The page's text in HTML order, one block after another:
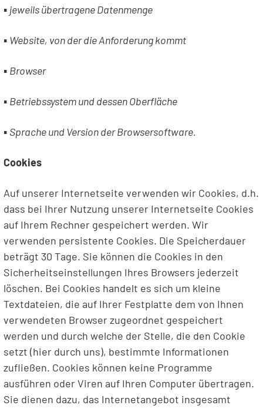
▪ jeweils übertragene Datenmenge
▪ Website, von der die Anforderung kommt
▪ Browser
▪ Betriebssystem und dessen Oberfläche
▪ Sprache und Version der Browsersoftware.
Cookies
Auf unserer Internetseite verwenden wir Cookies, d.h.
dass bei Ihrer Nutzung unserer Internetseite Cookies
auf Ihrem Rechner gespeichert werden. Wir
verwenden persistente Cookies. Die Speicherdauer
beträgt 30 Tage. Sie können die Cookies in den
Sicherheitseinstellungen Ihres Browsers jederzeit
löschen. Bei Cookies handelt es sich um kleine
Textdateien, die auf Ihrer Festplatte dem von Ihnen
verwendeten Browser zugeordnet gespeichert
werden und durch welche der Stelle, die den Cookie
setzt (hier durch uns), bestimmte Informationen
zufließen. Cookies können keine Programme
ausführen oder Viren auf Ihren Computer übertragen.
Sie dienen dazu, das Internetangebot insgesamt